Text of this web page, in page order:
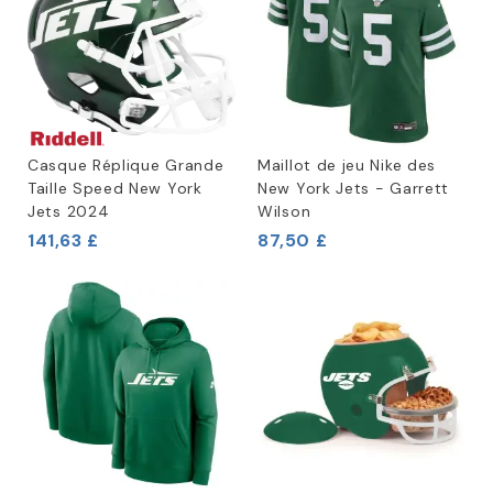
Casque Réplique Grande
Taille Speed New York
Jets 2024
141,63 £
Maillot de jeu Nike des
New York Jets - Garrett
Wilson
87,50 £